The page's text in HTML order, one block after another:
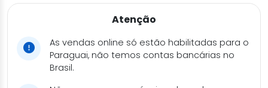
Atenção
As vendas online só estão habilitadas para o
Paraguai, não temos contas bancárias no
Brasil.